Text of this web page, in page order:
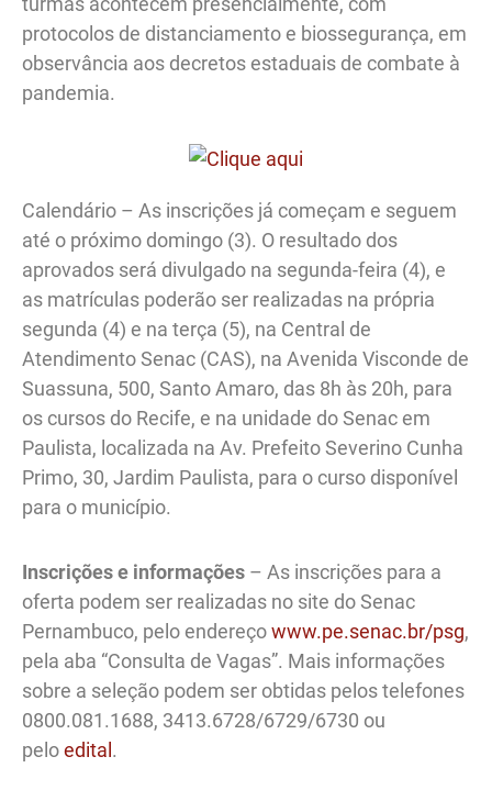
protocolos de distanciamento e biossegurança, em
observância aos decretos estaduais de combate à
pandemia.
Calendário – As inscrições já começam e seguem
até o próximo domingo (3). O resultado dos
aprovados será divulgado na segunda-feira (4), e
as matrículas poderão ser realizadas na própria
segunda (4) e na terça (5), na Central de
Atendimento Senac (CAS), na Avenida Visconde de
Suassuna, 500, Santo Amaro, das 8h às 20h, para
os cursos do Recife, e na unidade do Senac em
Paulista, localizada na Av. Prefeito Severino Cunha
Primo, 30, Jardim Paulista, para o curso disponível
para o município.
Inscrições e informações – As inscrições para a
oferta podem ser realizadas no site do Senac
Pernambuco, pelo endereçowww.pe.senac.br/psg,
pela aba “Consulta de Vagas”. Mais informações
sobre a seleção podem ser obtidas pelos telefones
0800.081.1688, 3413.6728/6729/6730 ou
peloedital.